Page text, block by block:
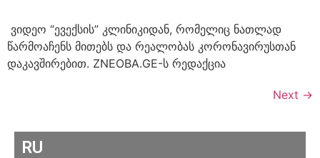
ვიდეო “ევექსის” კლინიკიდან, რომელიც ნათლად
წარმოაჩენს მითებს და რეალობას კორონავირუსთან
დაკავშირებით. ZNEOBA.GE-ს რედაქცია
Next →
RU